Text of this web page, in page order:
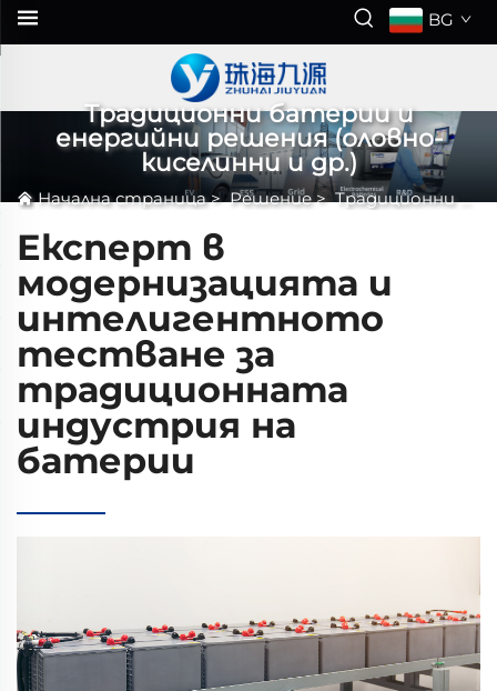
BG
Традиционни батерии и
енергийни решения (оловно-
киселинни и др.)
Начална страница>Решение>Традиционни батерии и енергийни решения (оловно-киселинни и др.)
Експерт в
модернизацията и
интелигентното
тестване за
традиционната
индустрия на
батерии